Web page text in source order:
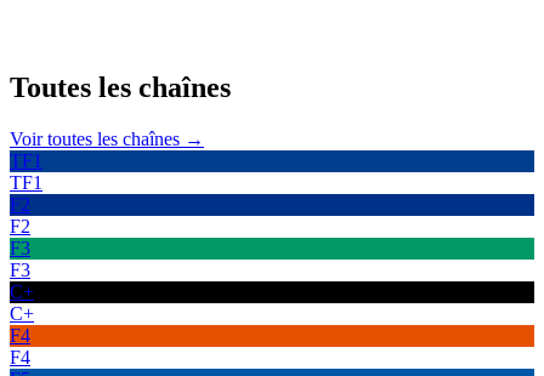
Toutes les chaînes
Voir toutes les chaînes →
TF1
TF1
F2
F2
F3
F3
C+
C+
F4
F4